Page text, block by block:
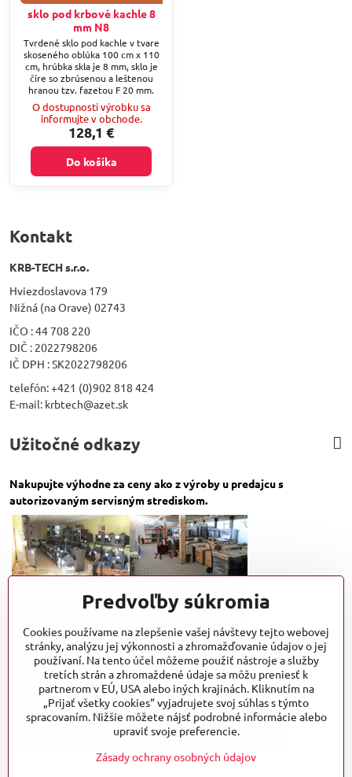
sklo pod krbové kachle 8
mm N8
Tvrdené sklo pod kachle v tvare
skoseného oblúka 100 cm x 110
cm, hrúbka skla je 8 mm, sklo je
číre so zbrúsenou a leštenou
hranou tzv. fazetou F 20 mm.
O dostupnosti výrobku sa
informujte v obchode.
128,1 €
Do košíka
Kontakt
KRB-TECH s.r.o.
Hviezdoslavova 179
Nižná (na Orave) 02743
IČO : 44 708 220
DIČ : 2022798206
IČ DPH : SK2022798206
telefón: +421 (0)902 818 424
E-mail: krbtech@azet.sk
Užitočné odkazy
Nakupujte výhodne za ceny ako z výroby u predajcu s
autorizovaným servisným strediskom.
Predvoľby súkromia
Cookies používame na zlepšenie vašej návštevy tejto webovej
stránky, analýzu jej výkonnosti a zhromažďovanie údajov o jej
používaní. Na tento účel môžeme použiť nástroje a služby
tretích strán a zhromaždené údaje sa môžu preniesť k
partnerom v EÚ, USA alebo iných krajinách. Kliknutím na
„Prijať všetky cookies“ vyjadrujete svoj súhlas s týmto
spracovaním. Nižšie môžete nájsť podrobné informácie alebo
upraviť svoje preferencie.
Zásady ochrany osobných údajov